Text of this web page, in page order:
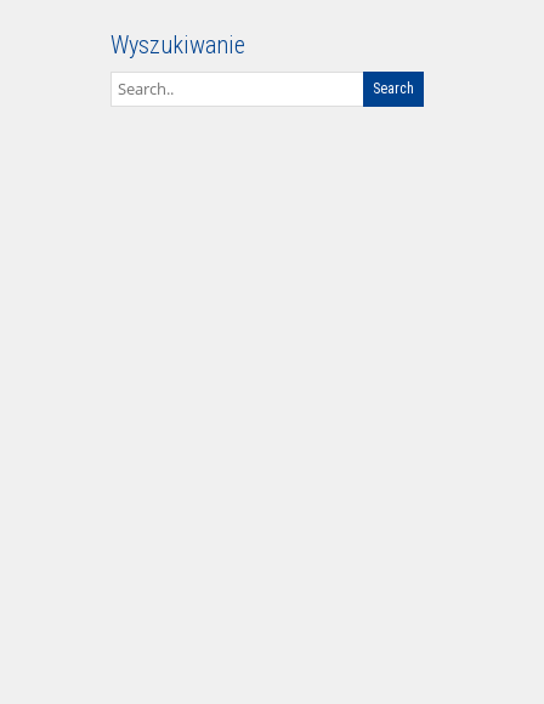
Wyszukiwanie